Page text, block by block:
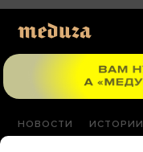
НОВОСТИ ИСТОРИИ